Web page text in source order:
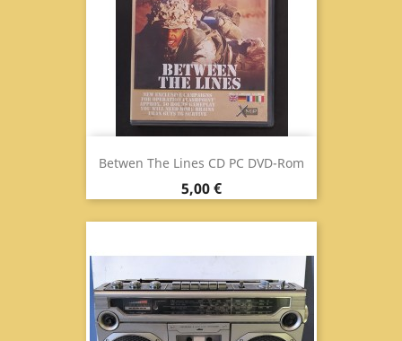
Betwen The Lines CD PC DVD-Rom
Prezzo
5,00 €